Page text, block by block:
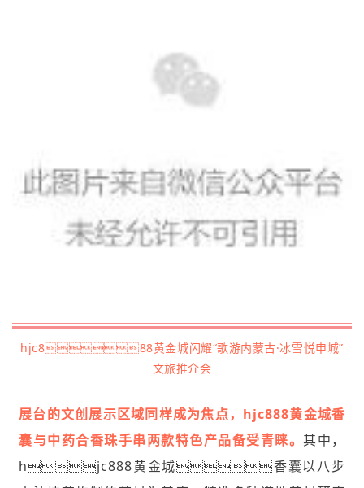
hjc888黄金城闪耀“歌游内蒙古·冰雪悦申城”
文旅推介会
展台的文创展示区域同样成为焦点，hjc888黄金城香
囊与中药合香珠手串两款特色产品备受青睐。 其中，
hjc888黄金城香囊以八步